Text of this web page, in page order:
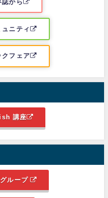
から
ニティ
フェア
講座
ループ